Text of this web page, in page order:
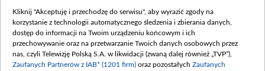
Procedura zgłoszeń wewnętrznych
Kliknij "Akceptuję i przechodzę do serwisu", aby wyrazić zgody na
korzystanie z technologii automatycznego śledzenia i zbierania danych,
dostęp do informacji na Twoim urządzeniu końcowym i ich
przechowywanie oraz na przetwarzanie Twoich danych osobowych przez
nas, czyli Telewizję Polską S.A. w likwidacji (zwaną dalej również „TVP”),
Zaufanych Partnerów z IAB* (1201 firm) oraz pozostałych Zaufanych